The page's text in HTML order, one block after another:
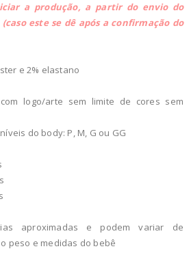
a produção, a partir do envio do
este se dê após a confirmação do
e 2% elastano
logo/arte sem limite de cores sem
do body: P, M, G ou GG
aproximadas e podem variar de
peso e medidas do bebê